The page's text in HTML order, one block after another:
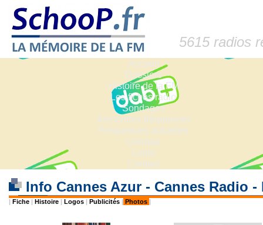
5615 radios
Accueil
Dossiers
Histoire de la FM
Les fiches radio
Sondages
Anciennes fréquences
Fréquences actuelles
Lexique
Liens
Contact
Info Cannes Azur - Cannes Radio
| Fiche | Histoire | Logos | Publicités | Photos |